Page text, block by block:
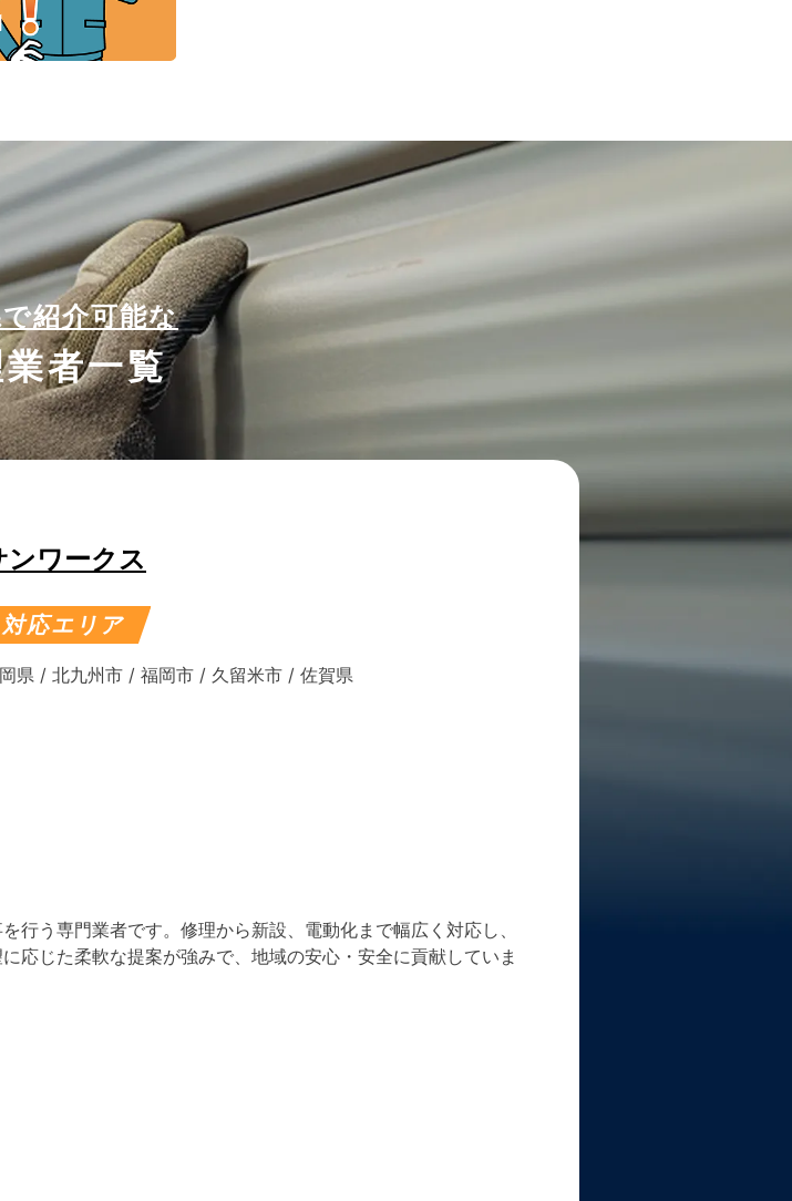
紹介可能な
者一覧
ンワークス
対応エリア
県 / 北九州市 / 福岡市 / 久留米市 / 佐賀県
う専門業者です。修理から新設、電動化まで幅広く対応し、
応じた柔軟な提案が強みで、地域の安心・安全に貢献していま